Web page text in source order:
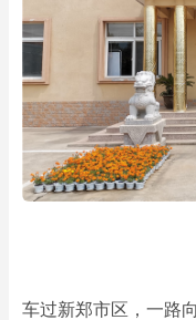
车过新郑市区，一路